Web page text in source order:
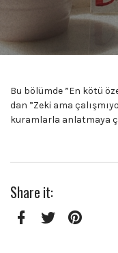
Bu bölümde ”En kötü
dan ”Zeki ama
kuramlarla anlatmaya
Share it: